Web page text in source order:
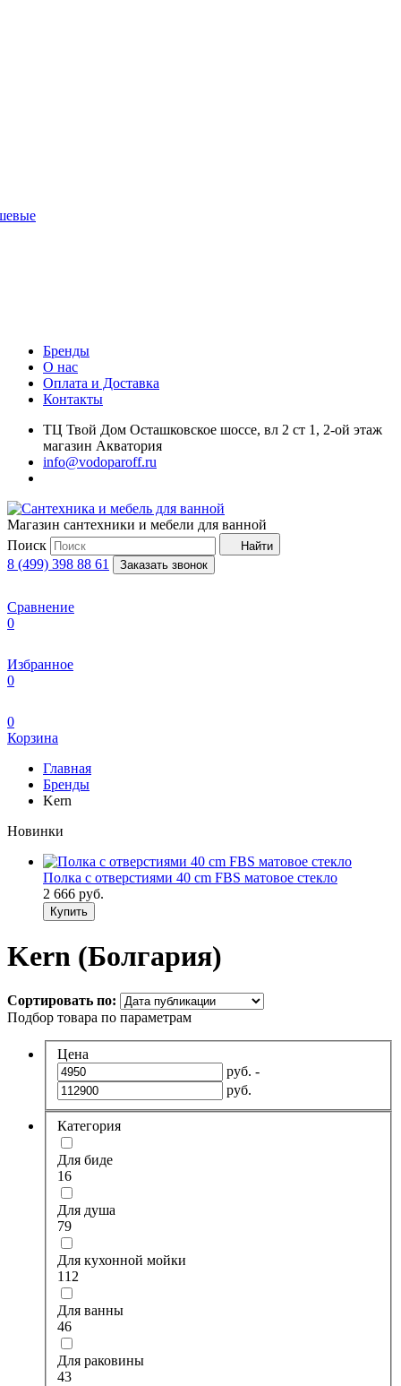
Бренды
О нас
Оплата и Доставка
Контакты
ТЦ Твой Дом Осташковское шоссе, вл 2 ст 1, 2-ой этаж
магазин Акватория
info@vodoparoff.ru
Магазин сантехники и мебели для ванной
Поиск
Найти
8 (499) 398 88 61 Заказать звонок
Сравнение
0
Избранное
0
0
Корзина
Главная
Бренды
Kern
Новинки
Полка с отверстиями 40 cm FBS матовое стекло
2 666 руб.
Купить
Kern (Болгария)
Сортировать по:
Подбор товара по параметрам
Цена
руб. -
руб.
Категория
Для биде
16
Для душа
79
Для кухонной мойки
112
Для ванны
46
Для раковины
43